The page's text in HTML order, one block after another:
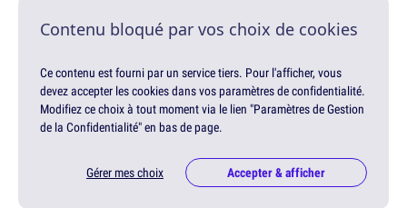
Contenu bloqué par vos choix de cookies
Ce contenu est fourni par un service tiers. Pour l'afficher, vous
devez accepter les cookies dans vos paramètres de confidentialité.
Modifiez ce choix à tout moment via le lien "Paramètres de Gestion
de la Confidentialité" en bas de page.
Gérer mes choix Accepter & afficher